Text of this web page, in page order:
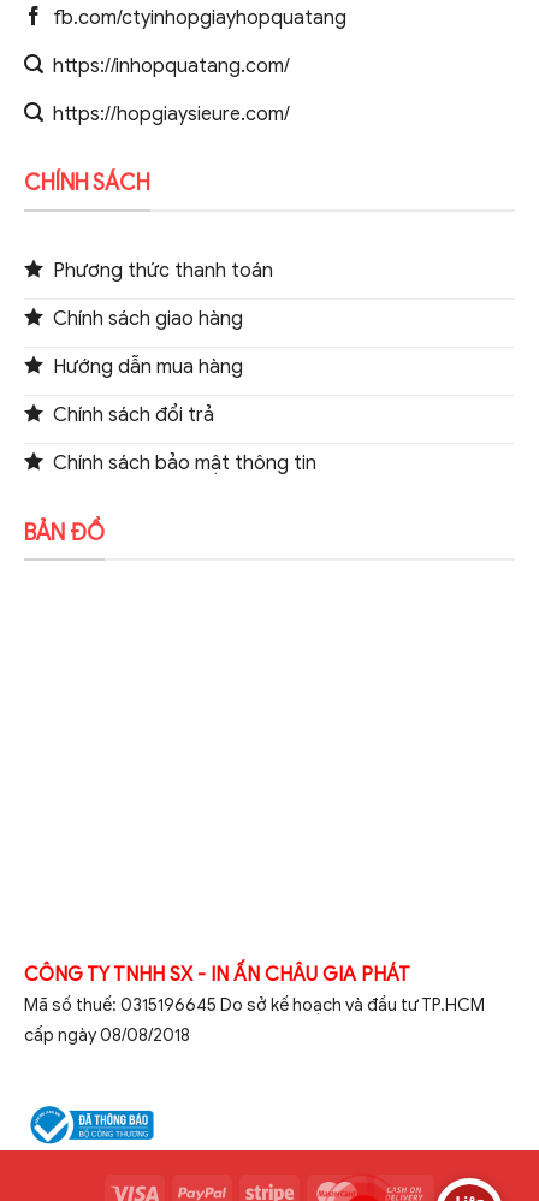
fb.com/ctyinhopgiayhopquatang
https://inhopquatang.com/
https://hopgiaysieure.com/
CHÍNH SÁCH
Phương thức thanh toán
Chính sách giao hàng
Hướng dẫn mua hàng
Chính sách đổi trả
Chính sách bảo mật thông tin
BẢN ĐỒ
CÔNG TY TNHH SX - IN ẤN CHÂU GIA PHÁT
Mã số thuế: 0315196645 Do sở kế hoạch và đầu tư TP.HCM
cấp ngày 08/08/2018